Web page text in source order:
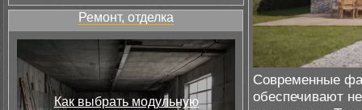
Ремонт, отделка
Как выбрать модульную
Современные
обеспечивают